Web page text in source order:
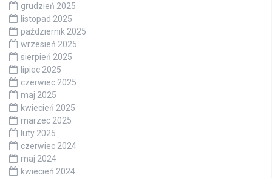
grudzień 2025
listopad 2025
październik 2025
wrzesień 2025
sierpień 2025
lipiec 2025
czerwiec 2025
maj 2025
kwiecień 2025
marzec 2025
luty 2025
czerwiec 2024
maj 2024
kwiecień 2024